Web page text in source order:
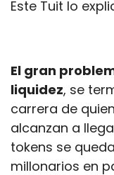
Este Tuit lo
El gran
liquidez, se
carrera de
alcanzan a
tokens se
millonarios en